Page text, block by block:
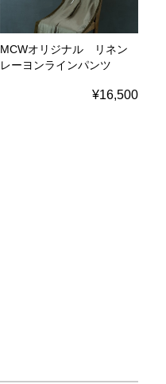
MCWオリジナル リネン
レーヨンラインパンツ
¥16,500